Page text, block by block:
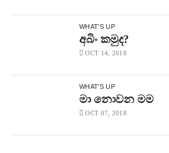
WHAT'S UP
අබිං කමුද?
OCT 14, 2018
WHAT'S UP
මා නොවන මම
OCT 07, 2018